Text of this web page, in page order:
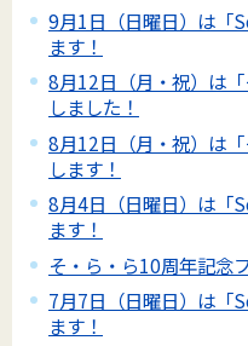
9月1日（日曜日）は「
ます！
8月12日（月・祝）は
しました！
8月12日（月・祝）は
します！
8月4日（日曜日）は「
ます！
そ・ら・ら10周年記念
7月7日（日曜日）は「
ます！